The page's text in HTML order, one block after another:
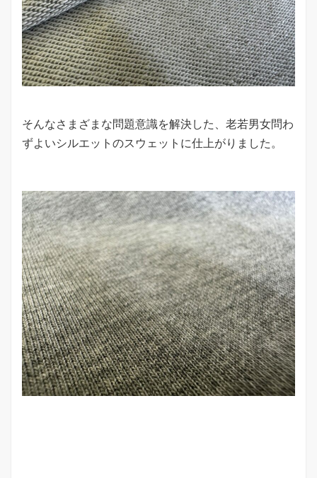
そんなさまざまな問題意識を解決した、老若男女問わ
ずよいシルエットのスウェットに仕上がりました。